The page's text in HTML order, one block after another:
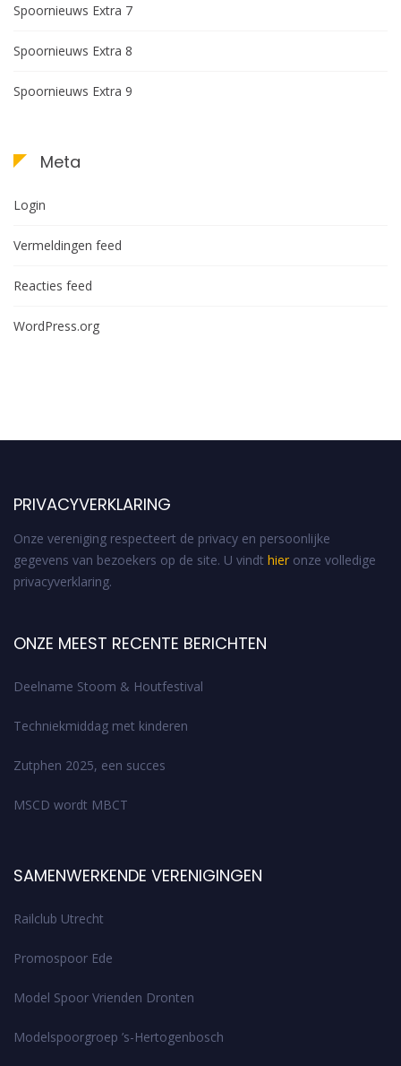
Spoornieuws Extra 7
Spoornieuws Extra 8
Spoornieuws Extra 9
Meta
Login
Vermeldingen feed
Reacties feed
WordPress.org
PRIVACYVERKLARING
Onze vereniging respecteert de privacy en persoonlijke
gegevens van bezoekers op de site. U vindt hier onze volledige
privacyverklaring.
ONZE MEEST RECENTE BERICHTEN
Deelname Stoom & Houtfestival
Techniekmiddag met kinderen
Zutphen 2025, een succes
MSCD wordt MBCT
SAMENWERKENDE VERENIGINGEN
Railclub Utrecht
Promospoor Ede
Model Spoor Vrienden Dronten
Modelspoorgroep ’s-Hertogenbosch